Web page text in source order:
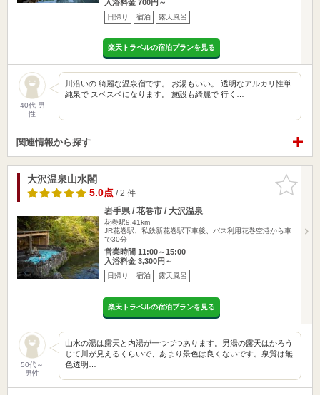
入浴料金 700円～
日帰り 宿泊 露天風呂
楽天トラベルの宿泊プランを見る
40代 男
性
川沿いの 綺麗な温泉宿です。 お湯もいい。 透明なアルカリ性単
純泉で スベスベになります。 施設も綺麗で 行く…
関連情報から探す
お気に入
りに追加
大沢温泉山水閣
5.0点/ 2 件
岩手県 / 花巻市 / 大沢温泉
花巻駅9.41km
JR花巻駅、私鉄新花巻駅下車後、バス利用花巻空港から車
で30分
営業時間 11:00～15:00
入浴料金 3,300円～
日帰り 宿泊 露天風呂
楽天トラベルの宿泊プランを見る
50代～
男性
山水の湯は露天と内湯が一つづつあります。男湯の露天はかろう
じて川が見えるくらいで、あまり景色は良くないです。泉質は無
色透明…